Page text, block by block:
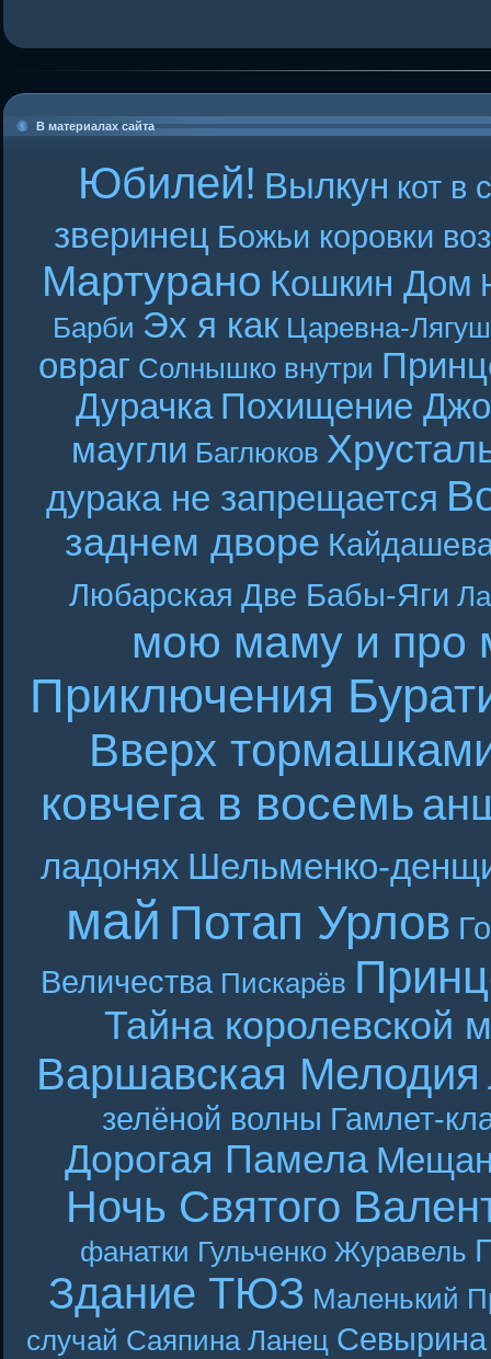
В материалах сайта
Юбилей! Вылкун кот в
зверинец Божьи коровки
Мартурано Кошкин Дом
Барби Эх я как Царевна-
овраг Солнышко внутри
Дурачка Похищение
маугли Баглюков
дурака не запрещается
заднем дворе
Любарская Две Бабы-Яги
мою маму и про
Приключения
Вверх
ковчега в восемь
ладонях Шельменко-
май Потап Урлов
Величества Пискарёв
Тайна королевской
Варшавская Мелодия
зелёной волны Гамлет-
Дорогая Памела
Ночь Святого
фанатки Гульченко Журавель
Здание ТЮЗ Маленький
случай Саяпина Ланец Севырина